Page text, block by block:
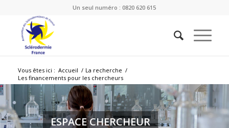
Un seul numéro : 0820 620 615
Vous êtes ici : Accueil / La recherche /
Les financements pour les chercheurs
ESPACE CHERCHEUR